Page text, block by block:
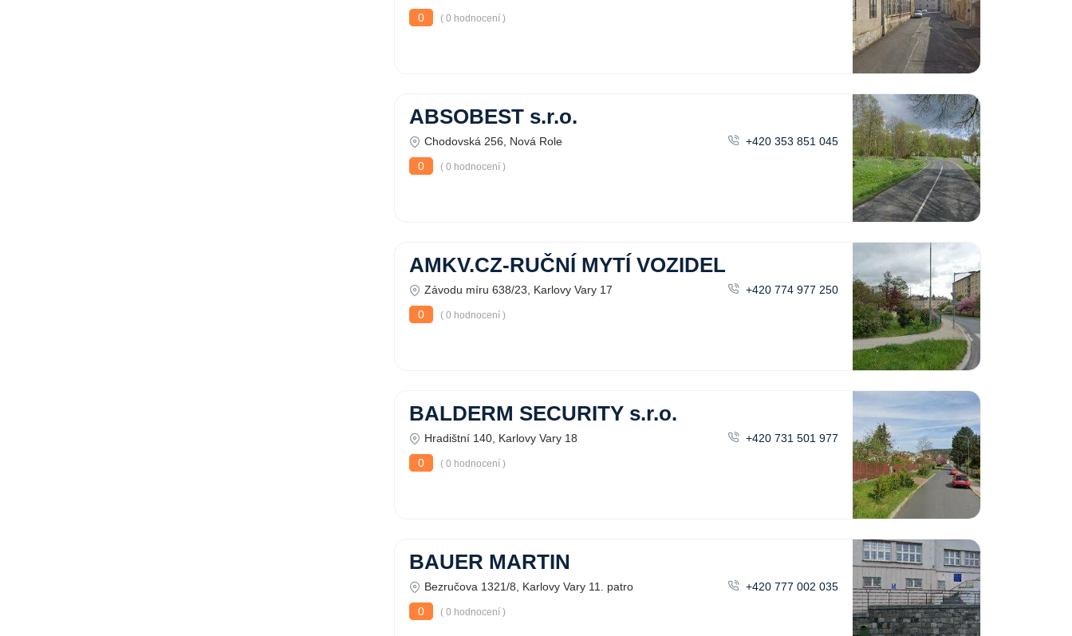
0
( 0 hodnocení )
ABSOBEST s.r.o.
Chodovská 256, Nová Role
+420 353 851 045
0
( 0 hodnocení )
AMKV.CZ-RUČNÍ MYTÍ VOZIDEL
Závodu míru 638/23, Karlovy Vary 17
+420 774 977 250
0
( 0 hodnocení )
BALDERM SECURITY s.r.o.
Hradištní 140, Karlovy Vary 18
+420 731 501 977
0
( 0 hodnocení )
BAUER MARTIN
Bezručova 1321/8, Karlovy Vary 11. patro
+420 777 002 035
0
( 0 hodnocení )